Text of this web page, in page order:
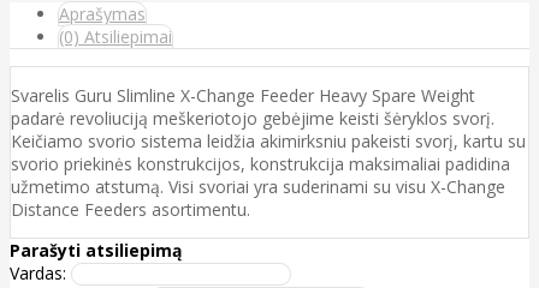
Aprašymas
(0) Atsiliepimai
Svarelis Guru Slimline X-Change Feeder Heavy Spare Weight
padarė revoliuciją meškeriotojo gebėjime keisti šėryklos svorį.
Keičiamo svorio sistema leidžia akimirksniu pakeisti svorį, kartu su
svorio priekinės konstrukcijos, konstrukcija maksimaliai padidina
užmetimo atstumą. Visi svoriai yra suderinami su visu X-Change
Distance Feeders asortimentu.
Parašyti atsiliepimą
Vardas: